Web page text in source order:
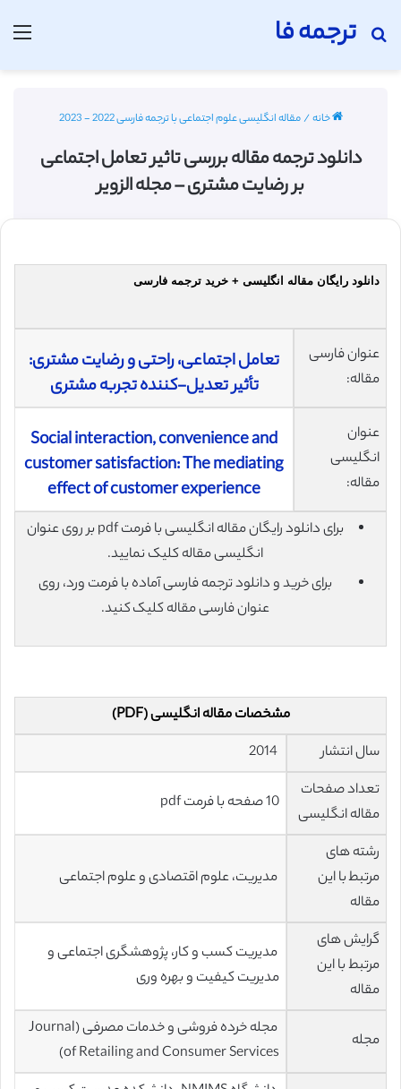
ترجمه فا
جستجو برای
خانه/مقاله انگلیسی علوم اجتماعی با ترجمه فارسی 2022 - 2023
دانلود ترجمه مقاله بررسی تاثیر تعامل اجتماعی
بر رضایت مشتری – مجله الزویر
دانلود رایگان مقاله انگلیسی + خرید ترجمه فارسی
عنوان فارسی
مقاله:
تعامل اجتماعی، راحتی و رضایت مشتری:
تأثیر تعدیل-کننده تجربه مشتری
عنوان
انگلیسی
مقاله:
Social interaction, convenience and
customer satisfaction: The mediating
effect of customer experience
برای دانلود رایگان مقاله انگلیسی با فرمت pdf بر روی عنوان
انگلیسی مقاله کلیک نمایید.
برای خرید و دانلود ترجمه فارسی آماده با فرمت ورد، روی
عنوان فارسی مقاله کلیک کنید.
مشخصات مقاله انگلیسی (PDF)
سال انتشار
تعداد صفحات
مقاله انگلیسی
10 صفحه با فرمت pdf
رشته های
مرتبط با این
مقاله
مدیریت، علوم اقتصادی و علوم اجتماعی
گرایش های
مرتبط با این
مقاله
مدیریت کسب و کار، پژوهشگری اجتماعی و
مدیریت کیفیت و بهره وری
مجله
مجله خرده فروشی و خدمات مصرفی (Journal
of Retailing and Consumer Services)